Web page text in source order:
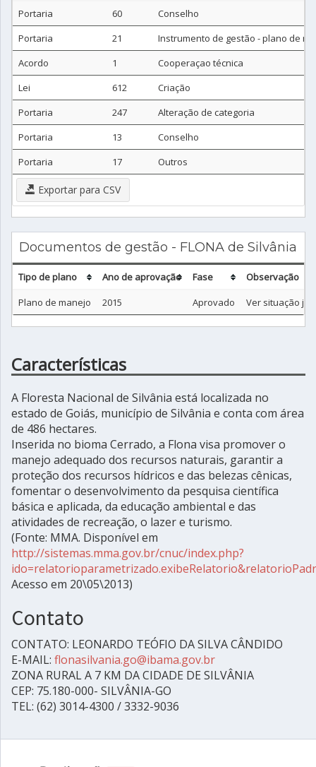
Portaria
60
Conselho
Portaria
21
Instrumento de gestão - plano de
Acordo
1
Cooperaçao técnica
Lei
612
Criação
Portaria
247
Alteração de categoria
Portaria
13
Conselho
Portaria
17 Outros
Exportar para CSV
Documentos de gestão - FLONA de Silvânia
Tipo de plano Ano de aprovação Fase
Observação
Plano de manejo
2015 Aprovado Ver situação
Características
A Floresta Nacional de Silvânia está localizada no
estado de Goiás, município de Silvânia e conta com área
de 486 hectares.
Inserida no bioma Cerrado, a Flona visa promover o
manejo adequado dos recursos naturais, garantir a
proteção dos recursos hídricos e das belezas cênicas,
fomentar o desenvolvimento da pesquisa científica
básica e aplicada, da educação ambiental e das
atividades de recreação, o lazer e turismo.
(Fonte: MMA. Disponível em
http://sistemas.mma.gov.br/cnuc/index.php?
Acesso em 20\05\2013)
Contato
CONTATO: LEONARDO TEÓFIO DA SILVA CÂNDIDO
E-MAIL: flonasilvania.go@ibama.gov.br
ZONA RURAL A 7 KM DA CIDADE DE SILVÂNIA
CEP: 75.180-000- SILVÂNIA-GO
TEL: (62) 3014-4300 / 3332-9036